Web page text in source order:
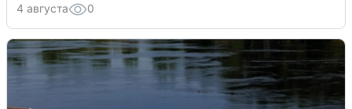
4 августа 0